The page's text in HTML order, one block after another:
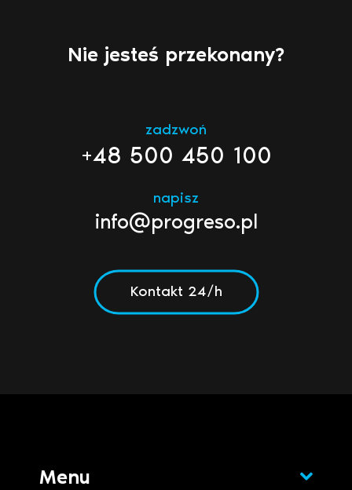
Nie jesteś przekonany?
zadzwoń
+48 500 450 100
napisz
info@progreso.pl
Kontakt 24/h
Menu